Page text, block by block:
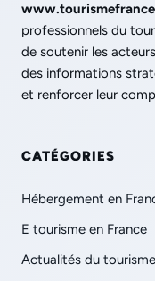
professionnels du
de soutenir les
des informations
et renforcer leur
CATÉGORIES
Hébergement en
E tourisme en France
Actualités du